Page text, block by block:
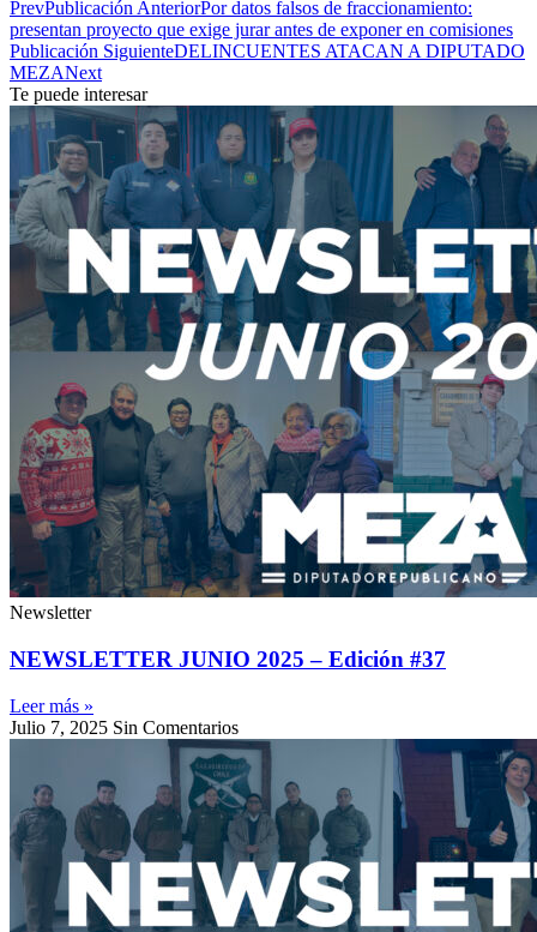
PrevPublicación AnteriorPor datos falsos de fraccionamiento:
presentan proyecto que exige jurar antes de exponer en comisiones
Publicación SiguienteDELINCUENTES ATACAN A DIPUTADO
MEZANext
Te puede interesar
Newsletter
NEWSLETTER JUNIO 2025 – Edición #37
Leer más »
Julio 7, 2025 Sin Comentarios